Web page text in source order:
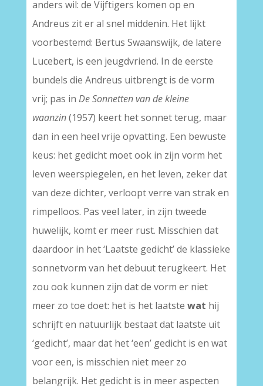
anders wil: de Vijftigers komen op en
Andreus zit er al snel middenin. Het lijkt
voorbestemd: Bertus Swaanswijk, de latere
Lucebert, is een jeugdvriend. In de eerste
bundels die Andreus uitbrengt is de vorm
vrij; pas in De Sonnetten van de kleine
waanzin(1957) keert het sonnet terug, maar
dan in een heel vrije opvatting. Een bewuste
keus: het gedicht moet ook in zijn vorm het
leven weerspiegelen, en het leven, zeker dat
van deze dichter, verloopt verre van strak en
rimpelloos. Pas veel later, in zijn tweede
huwelijk, komt er meer rust. Misschien dat
daardoor in het ‘Laatste gedicht’ de klassieke
sonnetvorm van het debuut terugkeert. Het
zou ook kunnen zijn dat de vorm er niet
meer zo toe doet: het is het laatste wat hij
schrijft en natuurlijk bestaat dat laatste uit
‘gedicht’, maar dat het ‘een’ gedicht is en wat
voor een, is misschien niet meer zo
belangrijk. Het gedicht is in meer aspecten